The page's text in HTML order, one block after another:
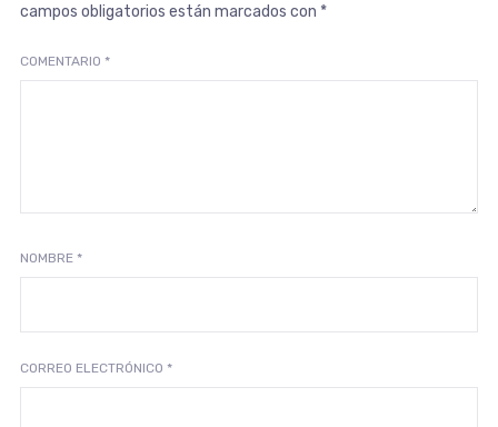
campos obligatorios están marcados con *
COMENTARIO *
NOMBRE *
CORREO ELECTRÓNICO *